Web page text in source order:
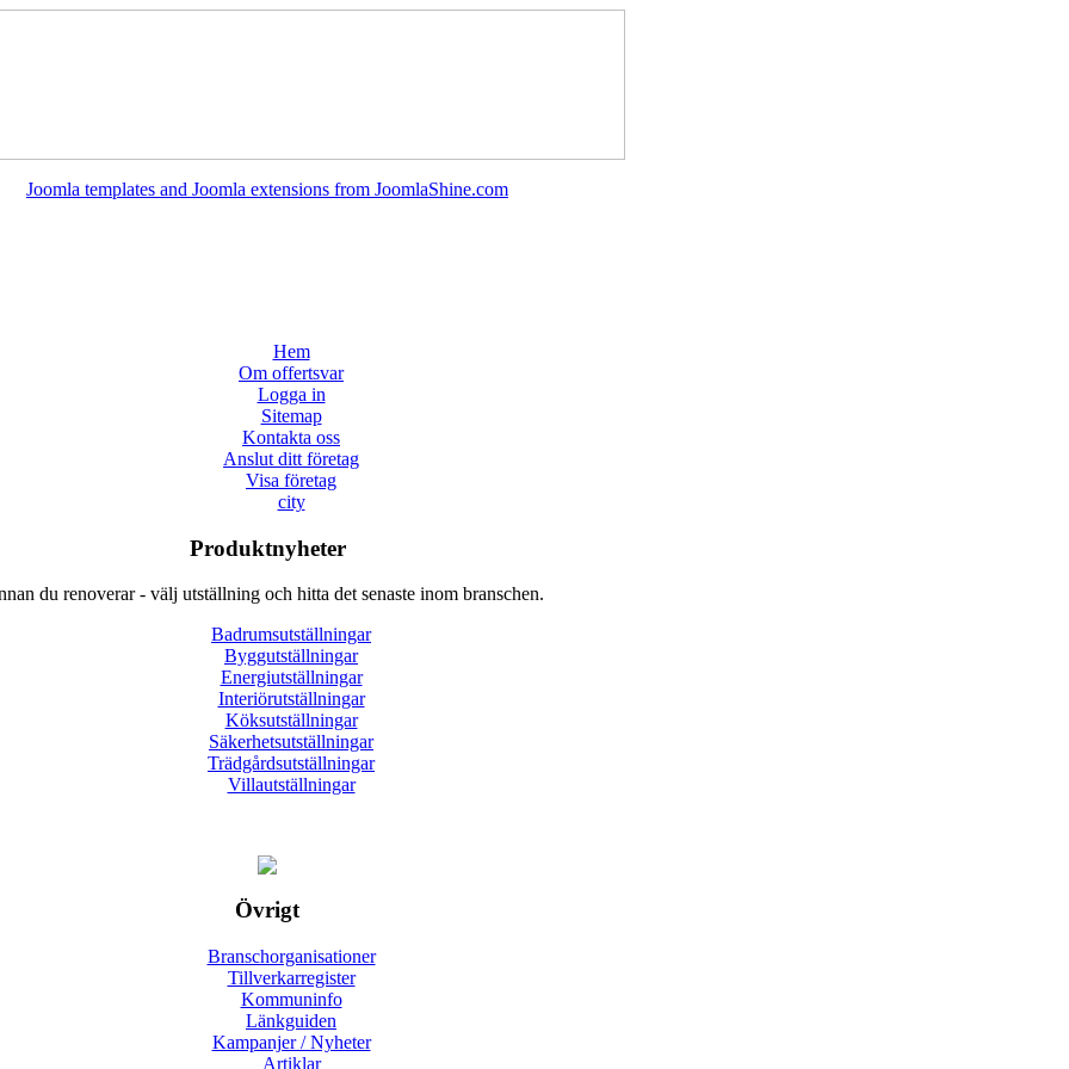
Joomla templates and Joomla extensions from JoomlaShine.com
Hem
Om offertsvar
Logga in
Sitemap
Kontakta oss
Anslut ditt företag
Visa företag
city
Produktnyheter
du renoverar - välj utställning och hitta det senaste inom branschen.
Badrumsutställningar
Byggutställningar
Energiutställningar
Interiörutställningar
Köksutställningar
Säkerhetsutställningar
Trädgårdsutställningar
Villautställningar
Övrigt
Branschorganisationer
Tillverkarregister
Kommuninfo
Länkguiden
Kampanjer / Nyheter
Artiklar